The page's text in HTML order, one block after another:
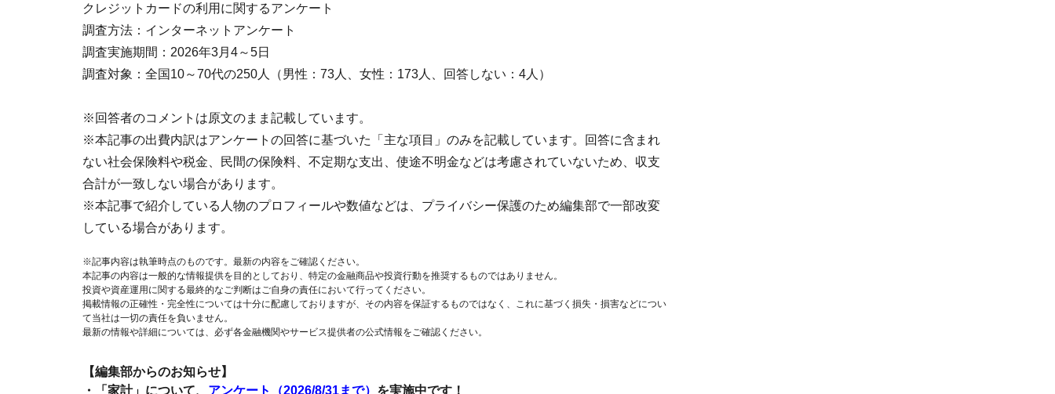
クレジットカードの利用に関するアンケート
調査方法：インターネットアンケート
調査実施期間：2026年3月4～5日
調査対象：全国10～70代の250人（男性：73人、女性：173人、回答しない：4人）
※回答者のコメントは原文のまま記載しています。
※本記事の出費内訳はアンケートの回答に基づいた「主な項目」のみを記載しています。回答に含まれ
ない社会保険料や税金、民間の保険料、不定期な支出、使途不明金などは考慮されていないため、収支
合計が一致しない場合があります。
※本記事で紹介している人物のプロフィールや数値などは、プライバシー保護のため編集部で一部改変
している場合があります。
※記事内容は執筆時点のものです。最新の内容をご確認ください。
本記事の内容は一般的な情報提供を目的としており、特定の金融商品や投資行動を推奨するものではありません。
投資や資産運用に関する最終的なご判断はご自身の責任において行ってください。
掲載情報の正確性・完全性については十分に配慮しておりますが、その内容を保証するものではなく、これに基づく損失・損害などについ
て当社は一切の責任を負いません。
最新の情報や詳細については、必ず各金融機関やサービス提供者の公式情報をご確認ください。
【編集部からのお知らせ】
・「家計」について、 アンケート（2026/8/31まで） を実施中です！